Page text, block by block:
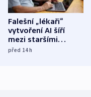
Falešní „lékaři“
vytvoření AI šíří
mezi staršími
Poláky nebezpečné
před 14h